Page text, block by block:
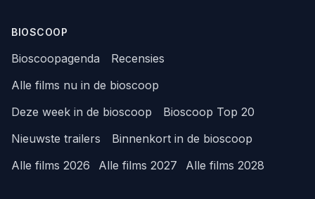
BIOSCOOP
Bioscoopagenda
Recensies
Alle films nu in de bioscoop
Deze week in de bioscoop
Bioscoop Top 20
Nieuwste trailers
Binnenkort in de bioscoop
Alle films 2026
Alle films 2027 Alle films 2028